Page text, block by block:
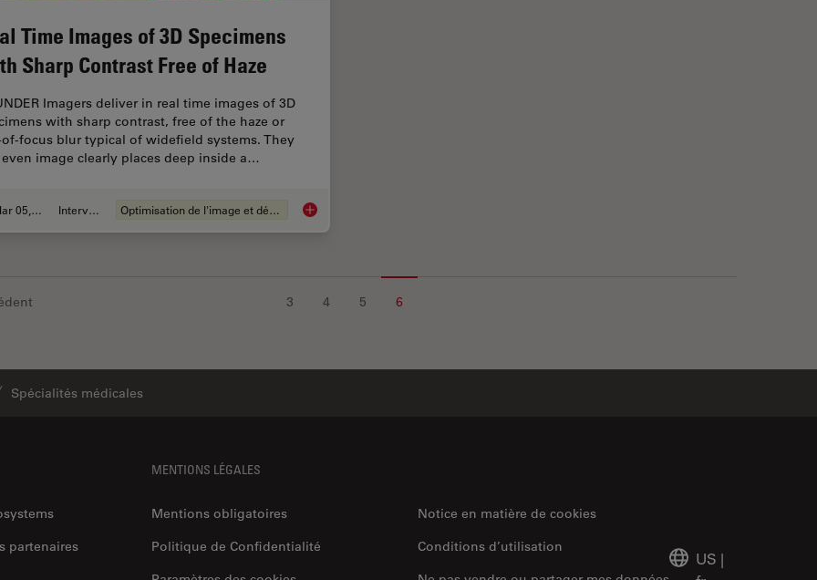
Time Images of 3D Specimens
Sharp Contrast Free of Haze
Imagers deliver in real time images of 3D
with sharp contrast, free of the haze or
focus blur typical of widefield systems. They
image clearly places deep inside a…
Mar 05, 2019 Interviews Optimisation de l'image et déconvolution Real Time Images of 3D Specimens with Sharp Contrast Free of Haze
3 4 5 6
Spécialités médicales
partenaires
MENTIONS LÉGALES
Mentions obligatoires
Notice en matière de cookies
Politique de Confidentialité
Conditions d’utilisation
US |